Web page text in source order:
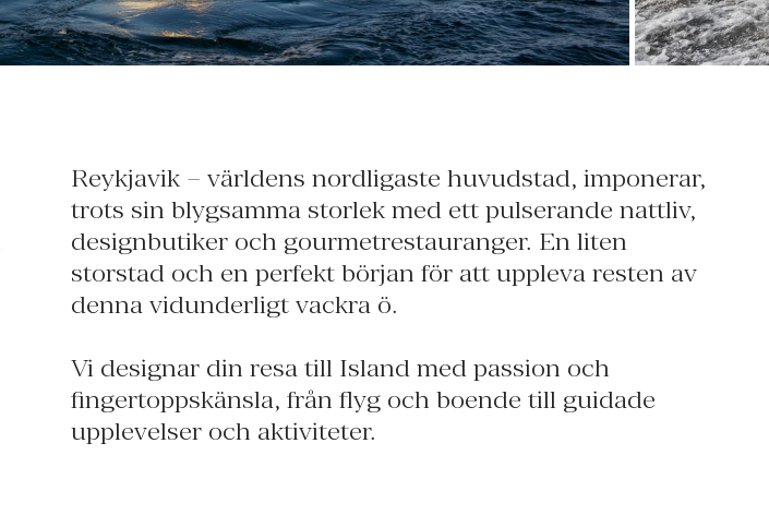
denna vidunderligt vackra ö.
Vi designar din resa till Island med passion och
fingertoppskänsla, från flyg och boende till guidade
upplevelser och aktiviteter.